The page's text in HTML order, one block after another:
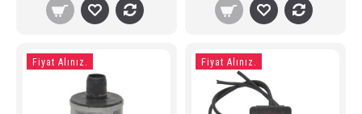
Fiyat Alınız. Fiyat Alınız.